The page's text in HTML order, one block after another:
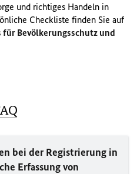
und richtiges Handeln in
Checkliste finden Sie auf
für Bevölkerungsschutz und
bei der Registrierung in
Erfassung von